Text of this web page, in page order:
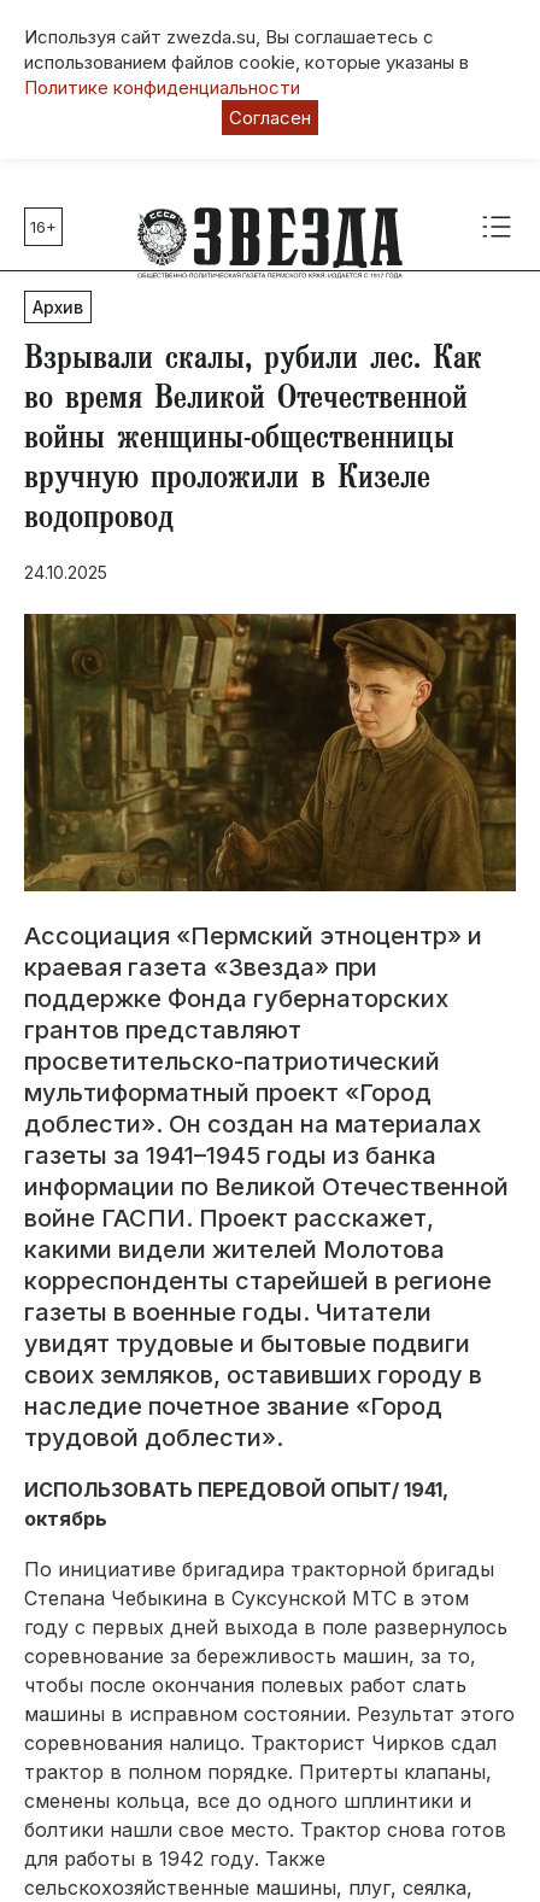
Используя сайт zwezda.su, Вы соглашаетесь с
использованием файлов cookie, которые указаны в
Политике конфиденциальности
Согласен
Главные темы
80 лет Победы
Молодежная столица РФ
СВО
Выборы в Пермском крае
Социальная поддержка
Инфраструктура
Благоустройство
16+
Архив
Взрывали скалы, рубили лес. Как
во время Великой Отечественной
войны женщины-общественницы
вручную проложили в Кизеле
водопровод
24.10.2025
Ассоциация «Пермский этноцентр» и
краевая газета «Звезда» при
поддержке Фонда губернаторских
грантов представляют
просветительско-патриотический
мультиформатный проект «Город
доблести». Он создан на материалах
газеты за 1941–1945 годы из банка
информации по Великой Отечественной
войне ГАСПИ. Проект расскажет,
какими видели жителей Молотова
корреспонденты старейшей в регионе
газеты в военные годы. Читатели
увидят трудовые и бытовые подвиги
своих земляков, оставивших городу в
наследие почетное звание «Город
трудовой доблести».
ИСПОЛЬЗОВАТЬ ПЕРЕДОВОЙ ОПЫТ/ 1941,
октябрь
По инициативе бригадира тракторной бригады
Степана Чебыкина в Суксунской МТС в этом
году с первых дней выхода в поле развернулось
соревнование за бережливость машин, за то,
чтобы после окончания полевых работ слать
машины в исправном состоянии. Результат этого
соревнования налицо. Тракторист Чирков сдал
трактор в полном порядке. Притерты клапаны,
сменены кольца, все до одного шплинтики и
болтики нашли свое место. Трактор снова готов
для работы в 1942 году. Также
сельскохозяйственные машины, плуг, сеялка,